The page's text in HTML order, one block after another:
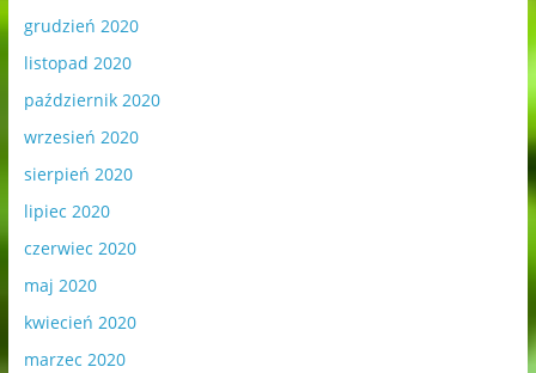
grudzień 2020
listopad 2020
październik 2020
wrzesień 2020
sierpień 2020
lipiec 2020
czerwiec 2020
maj 2020
kwiecień 2020
marzec 2020